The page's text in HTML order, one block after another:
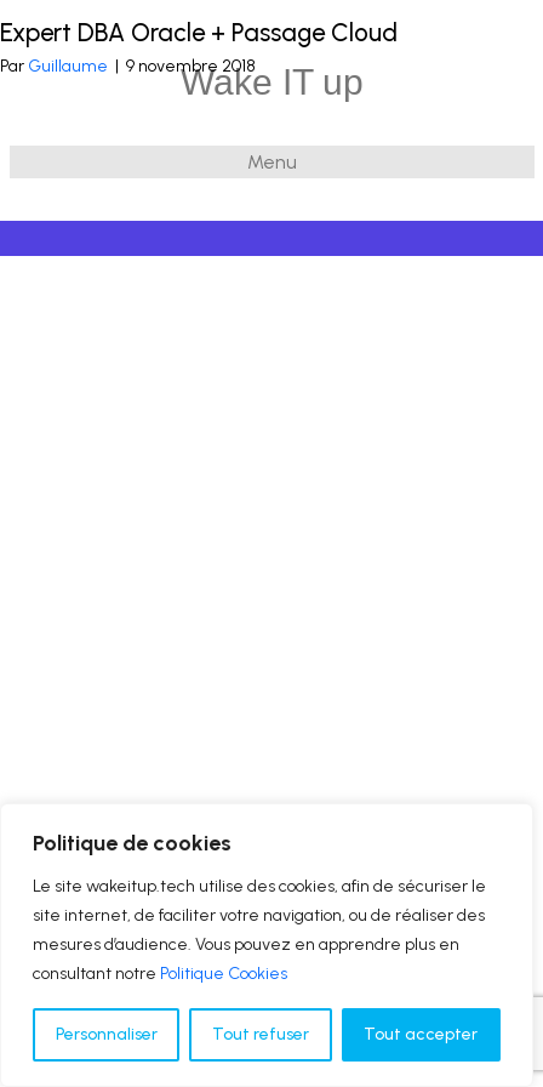
Politique de cookies
Le site wakeitup.tech utilise des cookies, afin de sécuriser le
site internet, de faciliter votre navigation, ou de réaliser des
mesures d’audience. Vous pouvez en apprendre plus en
consultant notre Politique Cookies
Personnaliser Tout refuser Tout accepter
Wake IT up
Menu
Expert DBA Oracle + Passage Cloud
Par Guillaume | 9 novembre 2018
Publié dans DBA Oracle
Powered by